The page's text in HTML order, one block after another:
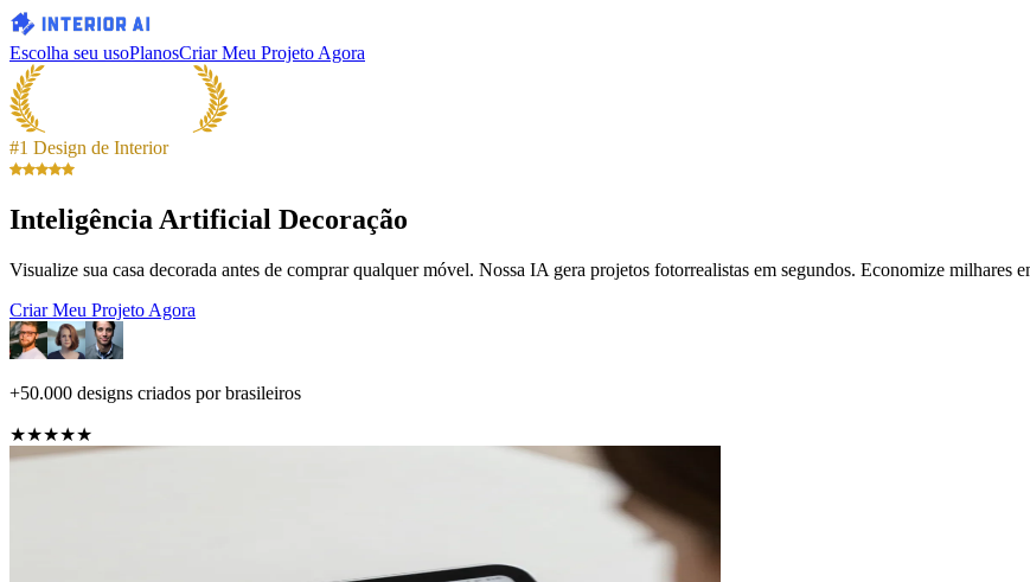
Escolha seu usoPlanosCriar Meu Projeto Agora
#1 Design de Interior
Inteligência Artificial Decoração
Visualize sua casa decorada antes de comprar qualquer móvel. Nossa IA gera projetos fotorrealistas em segundos. Economize milhares
Criar Meu Projeto Agora
+50.000 designs criados por brasileiros
★★★★★